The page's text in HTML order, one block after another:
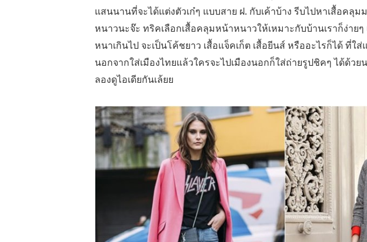
แสนนานที่จะได้แต่งตัวเก๋ๆ แบบสาย ฝ. กับเค้าบ้าง รีบไปหาเสื้อคลุ
หนาวนะจ๊ะ ทริคเลือกเสื้อคลุมหน้าหนาวให้เหมาะกับบ้านเราก็ง่ายๆ
หนาเกินไป จะเป็นโค้ชยาว เสื้อแจ็คเก็ต เสื้อยีนส์ หรืออะไรก็ได้ ที่ใส่
นอกจากใส่เมืองไทยแล้วใครจะไปเมืองนอกก็ใส่ถ่ายรูปชิคๆ ได้ด้วย
ลองดูไอเดียกันเล้ยย